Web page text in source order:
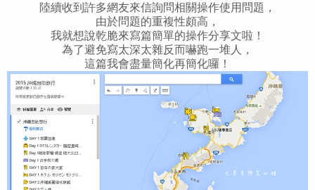
陸續收到許多網友來信詢問相關操作使用問題，
由於問題的重複性頗高，
我就想說乾脆來寫篇簡單的操作分享文啦！
為了避免寫太深太雜反而嚇跑一堆人，
這篇我會盡量簡化再簡化囉！